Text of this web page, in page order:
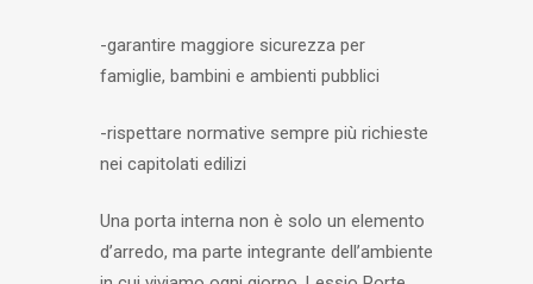
-garantire maggiore sicurezza per
famiglie, bambini e ambienti pubblici
-rispettare normative sempre più richieste
nei capitolati edilizi
Una porta interna non è solo un elemento
d’arredo, ma parte integrante dell’ambiente